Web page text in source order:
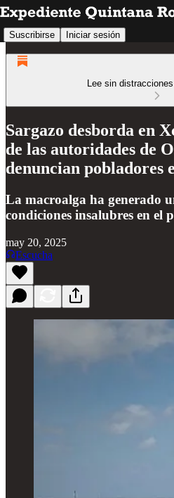
Suscribirse Iniciar sesión
Lee sin
Sargazo desborda en
de las autoridades de
denuncian pobladores
La macroalga ha generado
condiciones insalubres en el
may 20, 2025
Escucha